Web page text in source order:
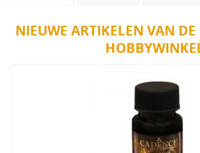
NIEUWE ARTIKELEN VAN DE